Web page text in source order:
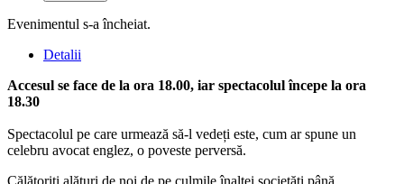
Evenimentul s-a încheiat.
Detalii
Accesul se face de la ora 18.00, iar spectacolul începe la ora
18.30
Spectacolul pe care urmează să-l vedeți este, cum ar spune un
celebru avocat englez, o poveste perversă.
Călătoriți alături de noi de pe culmile înaltei societăți până